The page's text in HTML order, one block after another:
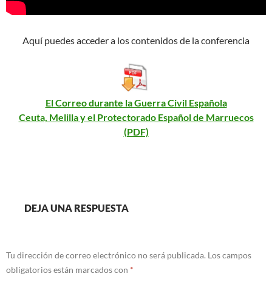
Aquí puedes acceder a los contenidos de la conferencia
El Correo durante la Guerra Civil Española
Ceuta, Melilla y el Protectorado Español de Marruecos
(PDF)
DEJA UNA RESPUESTA
Tu dirección de correo electrónico no será publicada. Los campos
obligatorios están marcados con *